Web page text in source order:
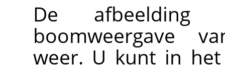
De afbeelding
boomweergave
weer. U kunt in